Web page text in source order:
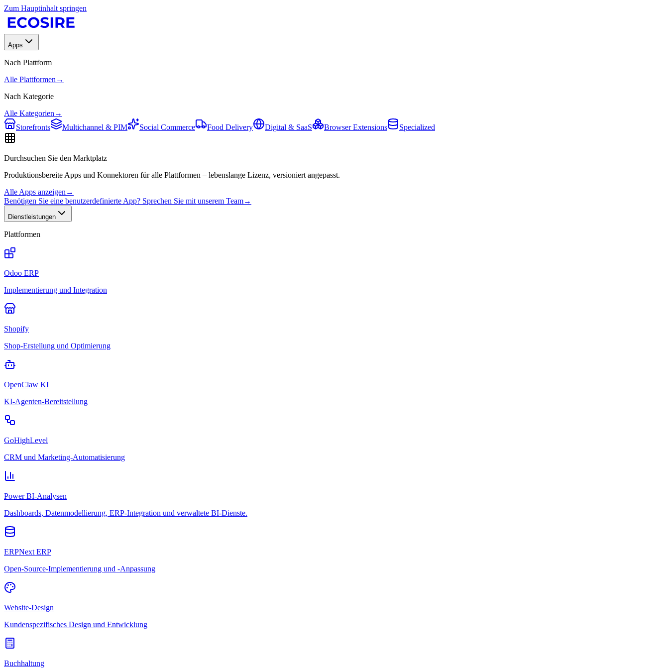
Zum Hauptinhalt springen
Apps
Nach Plattform
Alle Plattformen →
Nach Kategorie
Alle Kategorien →
Storefronts
Multichannel & PIM Social Commerce Food Delivery Digital & SaaS Browser Extensions Specialized
Durchsuchen Sie den Marktplatz
Produktionsbereite Apps und Konnektoren für alle Plattformen – lebenslange Lizenz, versioniert angepasst.
Alle Apps anzeigen →
Benötigen Sie eine benutzerdefinierte App? Sprechen Sie mit unserem Team→
Dienstleistungen
Plattformen
Odoo ERP
Implementierung und Integration
Shopify
Shop-Erstellung und Optimierung
OpenClaw KI
KI-Agenten-Bereitstellung
GoHighLevel
CRM und Marketing-Automatisierung
Power BI-Analysen
Dashboards, Datenmodellierung, ERP-Integration und verwaltete BI-Dienste.
ERPNext ERP
Open-Source-Implementierung und -Anpassung
Website-Design
Kundenspezifisches Design und Entwicklung
Buchhaltung